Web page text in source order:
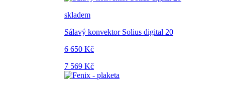
skladem
Sálavý konvektor Solius digital 20
6 650 Kč
7 569 Kč